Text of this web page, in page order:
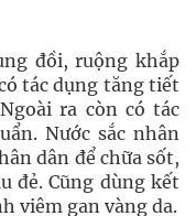
đồi, ruộng khắp
tác dụng tăng tiết
ra còn có tác
Nước sắc nhân
dân để chữa sốt,
đẻ. Cũng dùng kết
viêm gan vàng da.